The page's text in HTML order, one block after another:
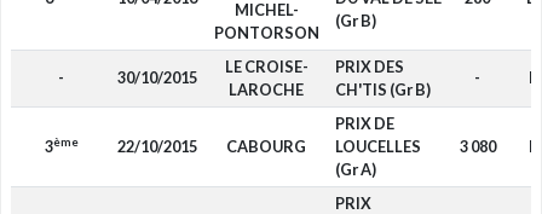
MICHEL-
PONTORSON
(Gr B)
- 30/10/2015
LE CROISE-
LAROCHE
PRIX DES
CH'TIS (Gr B)
-
3ème 22/10/2015 CABOURG
PRIX DE
LOUCELLES
(Gr A)
3 080
PRIX